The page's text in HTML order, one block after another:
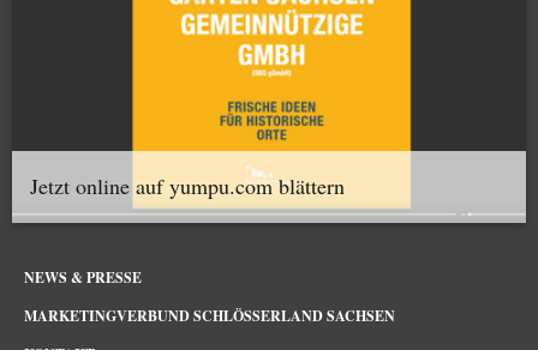
Jetzt online auf yumpu.com blättern
NEWS & PRESSE
MARKETINGVERBUND SCHLÖSSERLAND SACHSEN